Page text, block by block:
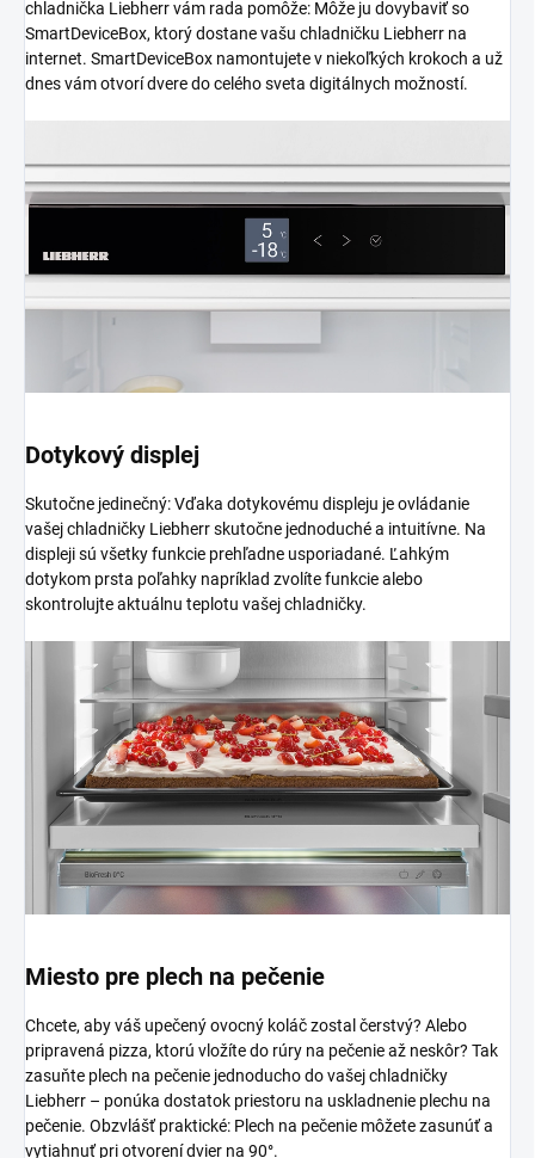
chladnička Liebherr vám rada pomôže: Môže ju dovybaviť so
SmartDeviceBox, ktorý dostane vašu chladničku Liebherr na
internet. SmartDeviceBox namontujete v niekoľkých krokoch a už
dnes vám otvorí dvere do celého sveta digitálnych možností.
Dotykový displej
Skutočne jedinečný: Vďaka dotykovému displeju je ovládanie
vašej chladničky Liebherr skutočne jednoduché a intuitívne. Na
displeji sú všetky funkcie prehľadne usporiadané. Ľahkým
dotykom prsta poľahky napríklad zvolíte funkcie alebo
skontrolujte aktuálnu teplotu vašej chladničky.
Miesto pre plech na pečenie
Chcete, aby váš upečený ovocný koláč zostal čerstvý? Alebo
pripravená pizza, ktorú vložíte do rúry na pečenie až neskôr? Tak
zasuňte plech na pečenie jednoducho do vašej chladničky
Liebherr – ponúka dostatok priestoru na uskladnenie plechu na
pečenie. Obzvlášť praktické: Plech na pečenie môžete zasunúť a
vytiahnuť pri otvorení dvier na 90°.